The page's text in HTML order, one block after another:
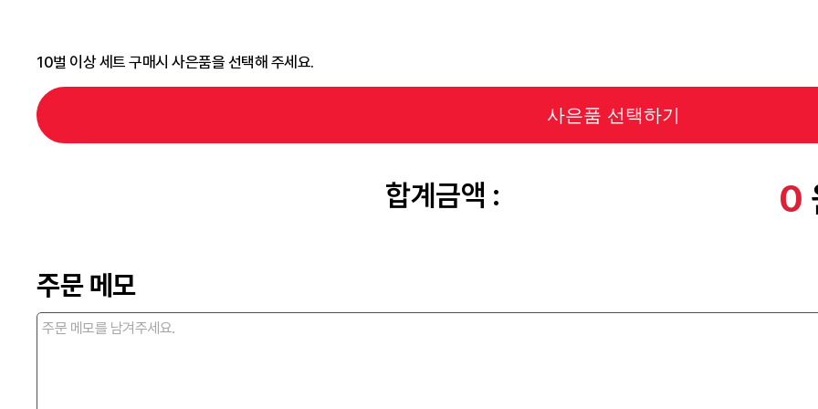
10벌 이상 세트 구매시 사은품을 선택해 주세요.
사은품 선택하기
합계금액 : 0
주문 메모